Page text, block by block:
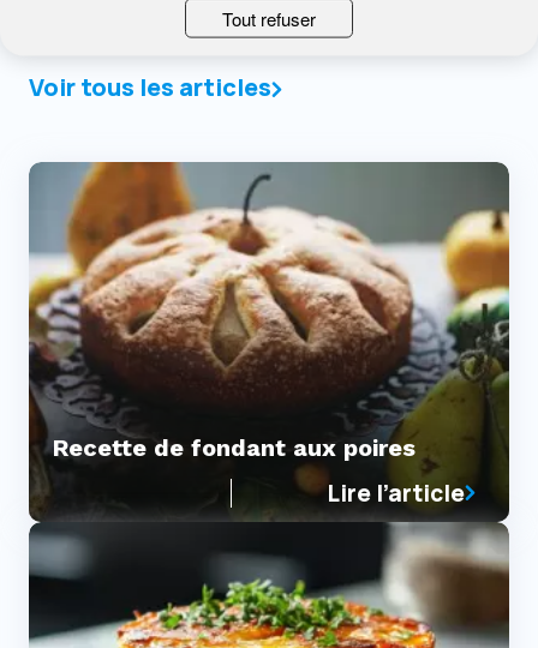
En ce moment sur le Blog
Voir tous les articles
Recette de fondant aux poires
Lire l’article
Tout refuser